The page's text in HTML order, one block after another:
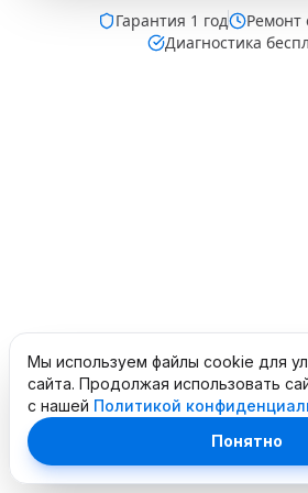
Гарантия 1 год
Ремонт
Диагностика
Мы используем файлы cookie для
сайта. Продолжая использовать
с нашей Политикой
Понятно